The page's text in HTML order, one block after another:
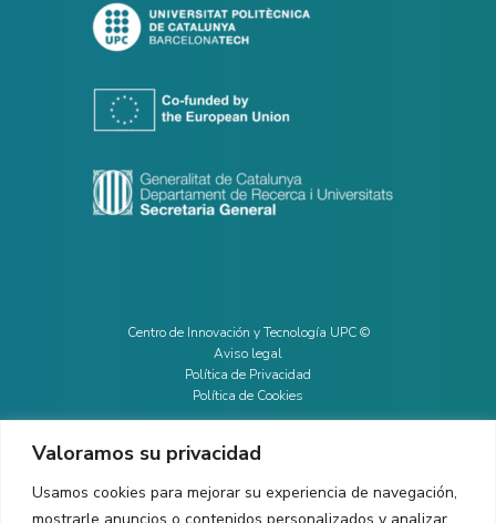
Valoramos su privacidad
Usamos cookies para mejorar su experiencia de navegación,
mostrarle anuncios o contenidos personalizados y analizar
Centro de Innovación y Tecnología UPC ©
Aviso legal
Política de Privacidad
Política de Cookies
CONTACTO